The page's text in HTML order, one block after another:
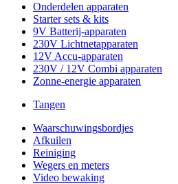
Onderdelen apparaten
Starter sets & kits
9V Batterij-apparaten
230V Lichtnetapparaten
12V Accu-apparaten
230V / 12V Combi apparaten
Zonne-energie apparaten
Tangen
Waarschuwingsbordjes
Afkuilen
Reiniging
Wegers en meters
Video bewaking